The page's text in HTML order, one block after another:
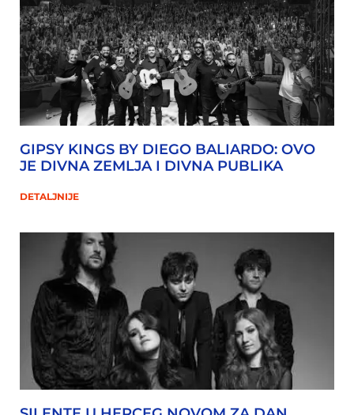
GIPSY KINGS BY DIEGO BALIARDO: OVO
JE DIVNA ZEMLJA I DIVNA PUBLIKA
DETALJNIJE